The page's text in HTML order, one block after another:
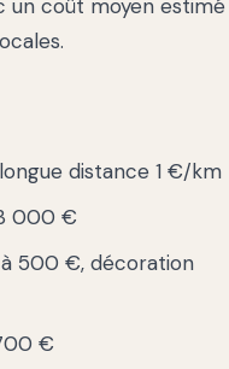
un coût moyen estimé
distance 1 €/km
000 €
500 €, décoration
€